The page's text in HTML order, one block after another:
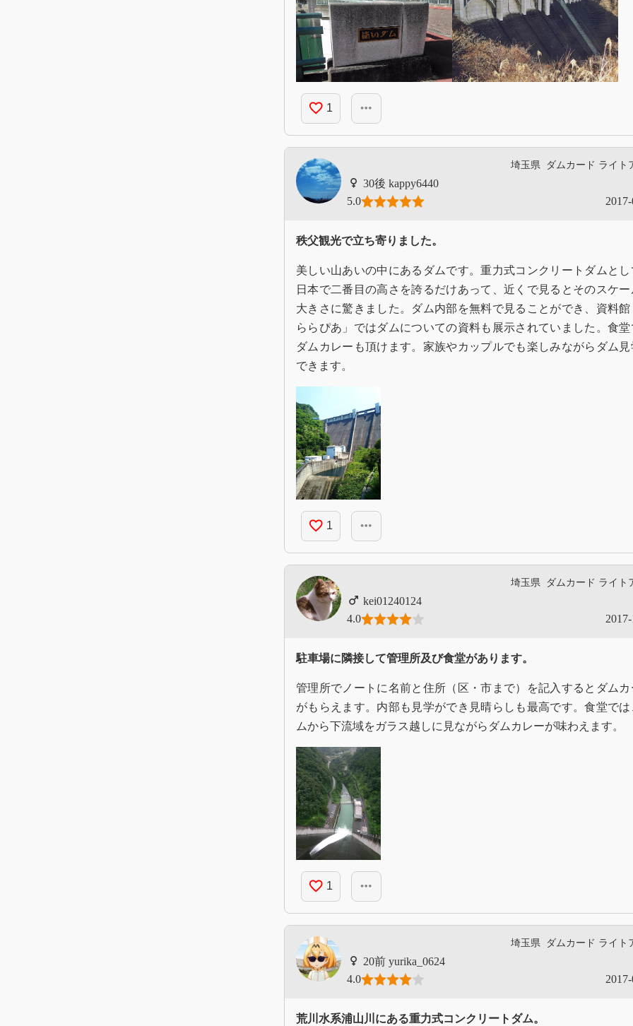
favorite_border 1 more_horiz
埼玉県 ダムカード ライト
kappy6440
5.0
秩父観光で立ち寄りました。
美しい山あいの中にあるダムです。重力式コンクリートダムとし
日本で二番目の高さを誇るだけあって、近くで見るとそのスケー
大きさに驚きました。ダム内部を無料で見ることができ、資料館
ららぴあ」ではダムについての資料も展示されていました。食堂
ダムカレーも頂けます。家族やカップルでも楽しみながらダム見
できます。
favorite_border 1 more_horiz
埼玉県 ダムカード ライト
kei01240124
4.0
駐車場に隣接して管理所及び食堂があります。
管理所でノートに名前と住所（区・市まで）を記入するとダムカ
がもらえます。内部も見学ができ見晴らしも最高です。食堂では
ムから下流域をガラス越しに見ながらダムカレーが味わえます。
favorite_border 1 more_horiz
埼玉県 ダムカード ライト
yurika_0624
4.0
荒川水系浦山川にある重力式コンクリートダム。